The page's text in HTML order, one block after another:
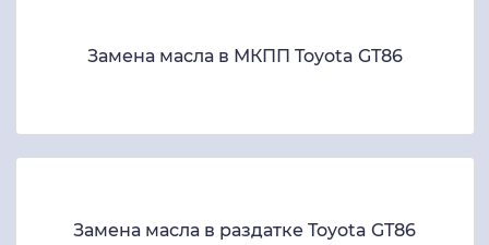
Замена масла в МКПП Toyota GT86
Замена масла в раздатке Toyota GT86